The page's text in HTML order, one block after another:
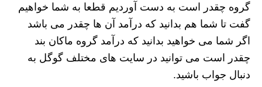
گروه چقدر است به دست آوردیم قطعا به شما خواهیم
گفت تا شما هم بدانید که درآمد آن ها چقدر می باشد
اگر شما می خواهید بدانید که درآمد گروه ماکان بند
چقدر است می توانید در سایت های مختلف گوگل به
دنبال جواب باشید.